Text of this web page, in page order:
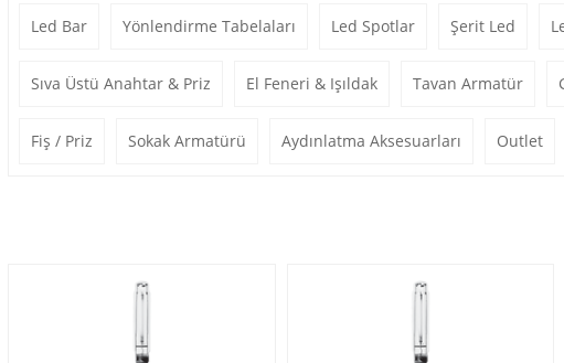
Led Bar Yönlendirme Tabelaları Led Spotlar Şerit Led
Sıva Üstü Anahtar & Priz El Feneri & Işıldak Tavan Armatür
Fiş / Priz Sokak Armatürü Aydınlatma Aksesuarları Outlet